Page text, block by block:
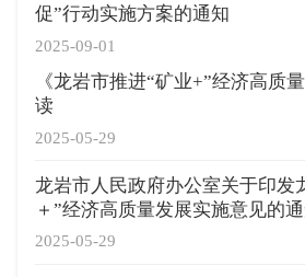
2025-09-01
促”行动实施方案的通知
2025-05-29
《龙岩市推进“矿业+”经济高质
读
2025-05-29
龙岩市人民政府办公室关于印发
＋”经济高质量发展实施意见的